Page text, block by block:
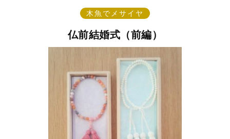
木魚でメサイヤ
仏前結婚式（前編）